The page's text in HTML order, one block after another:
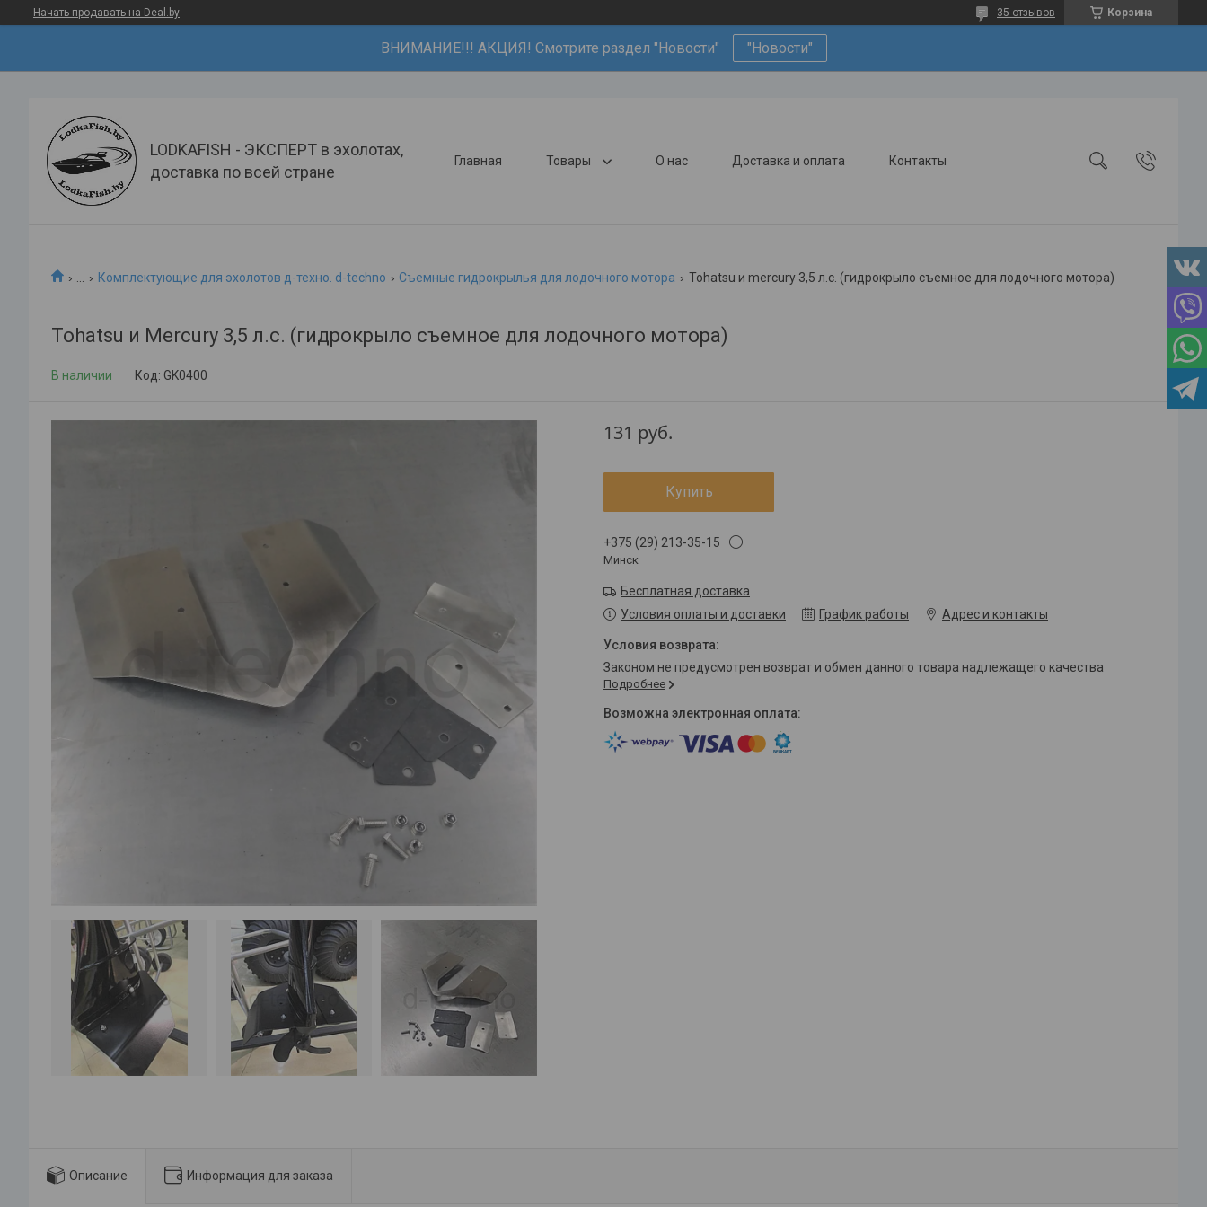
Начать продавать на Deal.by Корзина
35 отзывов
ВНИМАНИЕ!!! АКЦИЯ! Смотрите раздел "Новости" "Новости"
LODKAFISH - ЭКСПЕРТ в эхолотах,
доставка по всей стране
Главная Товары О нас Доставка и оплата Контакты
Комплектующие для эхолотов д-техно. d-techno Съемные гидрокрылья для лодочного мотора Tohatsu и mercury 3,5 л.с. (гидрокрыло съемное для лодочного мотора)
Tohatsu и Mercury 3,5 л.с. (гидрокрыло съемное для лодочного мотора)
В наличии Код: GK0400
131 руб.
Купить
+375 (29) 213-35-15
Минск
Бесплатная доставка
Условия оплаты и доставки
График работы Адрес и контакты
Законом не предусмотрен возврат и обмен данного товара надлежащего качества
Подробнее
Описание Информация для заказа